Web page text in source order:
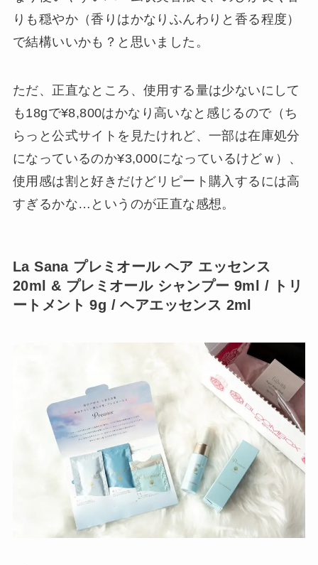
りも穏やか（香りはかなりふんわりと香る程度）
で結構いいかも？と思いました。
ただ、正直なところ、使用する量は少ないにして
も18gで¥8,800はかなり高いなと感じるので（ち
らっと公式サイトを見たけれど、一部は在庫処分
になっているのか¥3,000になっているけどｗ）、
使用感は割と好きだけどリピート購入するには高
すぎるかな…というのが正直な感想。
La Sana プレミオール ヘア エッセンス
20ml & プレミオール シャンプー 9ml / トリ
ートメント 9g / ヘアエッセンス 2ml